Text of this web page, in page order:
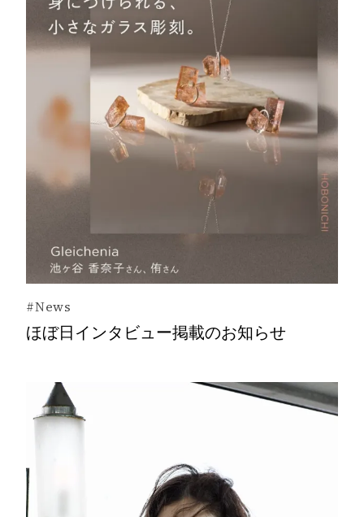
#News
ほぼ日インタビュー掲載のお知らせ